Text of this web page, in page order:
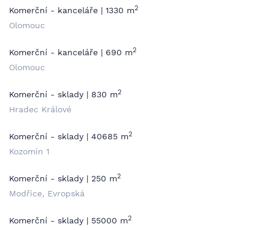
Komerční - kanceláře | 1330 m2
Olomouc
Komerční - kanceláře | 690 m2
Olomouc
Komerční - sklady | 830 m2
Hradec Králové
Komerční - sklady | 40685 m2
Kozomín 1
Komerční - sklady | 250 m2
Modřice, Evropská
Komerční - sklady | 55000 m2